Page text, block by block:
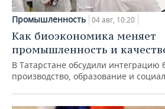
Промышленность 04 авг, 10:20
Как биоэкономика меняет
промышленность и
В Татарстане обсудили интеграцию
производство, образование и